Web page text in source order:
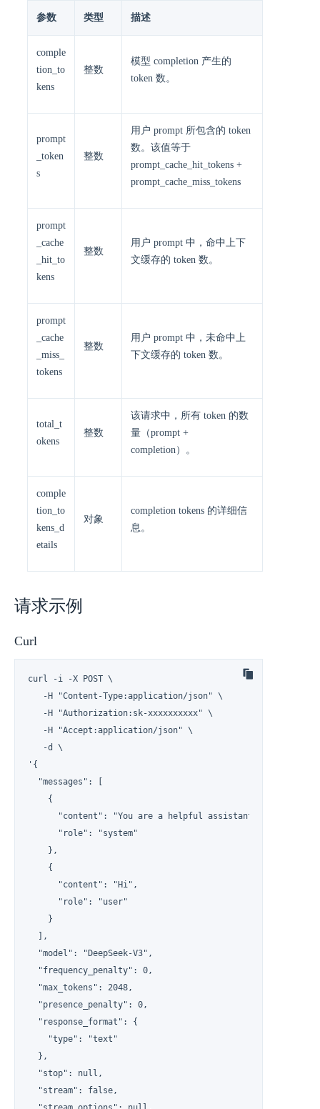
参数 类型 描述
comple
tion_to
kens
整数
模型 completion 产生的
token 数。
prompt
_token
s
整数
用户 prompt 所包含的 token
数。该值等于
prompt_cache_hit_tokens +
prompt_cache_miss_tokens
prompt
_cache
_hit_to
kens
整数
用户 prompt 中，命中上下
文缓存的 token 数。
prompt
_cache
_miss_
tokens
整数
用户 prompt 中，未命中上
下文缓存的 token 数。
total_t
okens
整数
该请求中，所有 token 的数
量（prompt +
completion）。
comple
tion_to
kens_d
etails
对象
completion tokens 的详细信
息。
请求示例
Curl
curl -i -X POST \
   -H "Content-Type:application/json" \
   -H "Authorization:sk-xxxxxxxxxx" \
   -H "Accept:application/json" \
   -d \
'{
  "messages": [
    {
      "content": "You are a helpful assistant",
      "role": "system"
    },
    {
      "content": "Hi",
      "role": "user"
    }
  ],
  "model": "DeepSeek-V3",
  "frequency_penalty": 0,
  "max_tokens": 2048,
  "presence_penalty": 0,
  "response_format": {
    "type": "text"
  },
  "stop": null,
  "stream": false,